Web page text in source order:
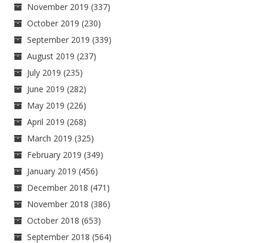
November 2019 (337)
October 2019 (230)
September 2019 (339)
August 2019 (237)
July 2019 (235)
June 2019 (282)
May 2019 (226)
April 2019 (268)
March 2019 (325)
February 2019 (349)
January 2019 (456)
December 2018 (471)
November 2018 (386)
October 2018 (653)
September 2018 (564)